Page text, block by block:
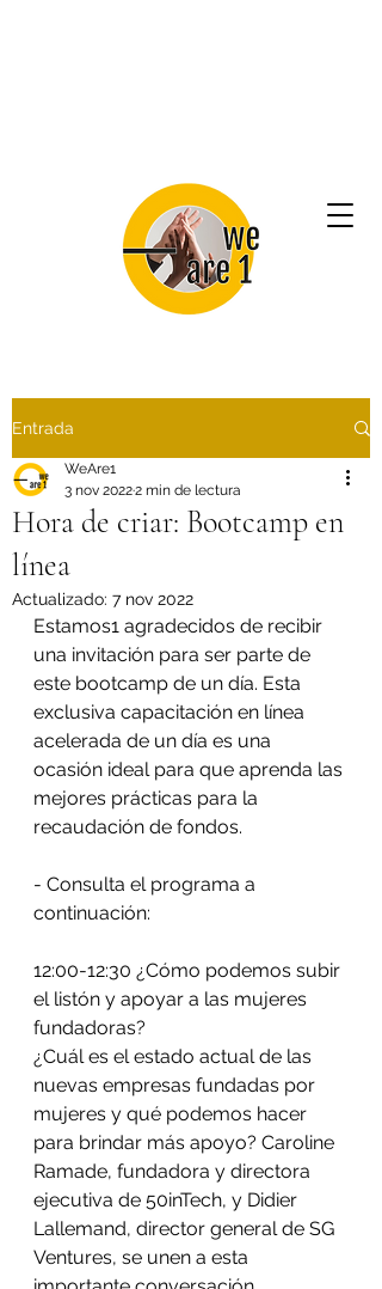
Entrada
Hora de criar: Bootcamp en
línea
WeAre1
3 nov 20222 min de lectura
Actualizado: 7 nov 2022
Estamos1 agradecidos de recibir
una invitación para ser parte de
este bootcamp de un día. Esta
exclusiva capacitación en línea
acelerada de un día es una
ocasión ideal para que aprenda las
mejores prácticas para la
recaudación de fondos.
- Consulta el programa a
continuación:
12:00-12:30 ¿Cómo podemos subir
el listón y apoyar a las mujeres
fundadoras?
¿Cuál es el estado actual de las
nuevas empresas fundadas por
mujeres y qué podemos hacer
para brindar más apoyo? Caroline
Ramade, fundadora y directora
ejecutiva de 50inTech, y Didier
Lallemand, director general de SG
Ventures, se unen a esta